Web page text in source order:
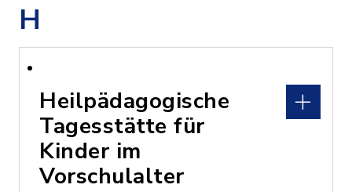
H
Heilpädagogische
Tagesstätte für
Kinder im
Vorschulalter